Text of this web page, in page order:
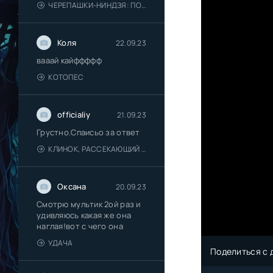
ЧЕРЕПАШКИ-НИНДЗЯ: ПОГРОМ МУТАНТОВ
Коля 22.09.23
вааай кайффффф
КОТОПЕС
officialiy 21.09.23
Грустно.Спаисьо за ответ
КЛИНОК, РАССЕКАЮЩИЙ ДЕМОНОВ: ДЕРЕВНЯ КУЗНЕЦОВ
Оксана 20.09.23
Смотрю мультик 2ой раз и
удивляюсь какая же она
наглая!вот с чего она
УДАЧА
Поделиться с